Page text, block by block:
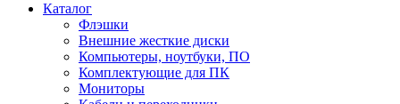
Каталог
Флэшки
Внешние жесткие диски
Компьютеры, ноутбуки, ПО
Комплектующие для ПК
Мониторы